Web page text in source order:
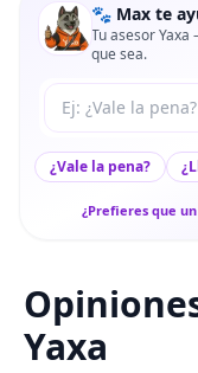
🐾 Max te
Tu asesor
que sea.
Tu pregunta a Max
¿Vale la pena?
¿Prefieres que
Yaxa